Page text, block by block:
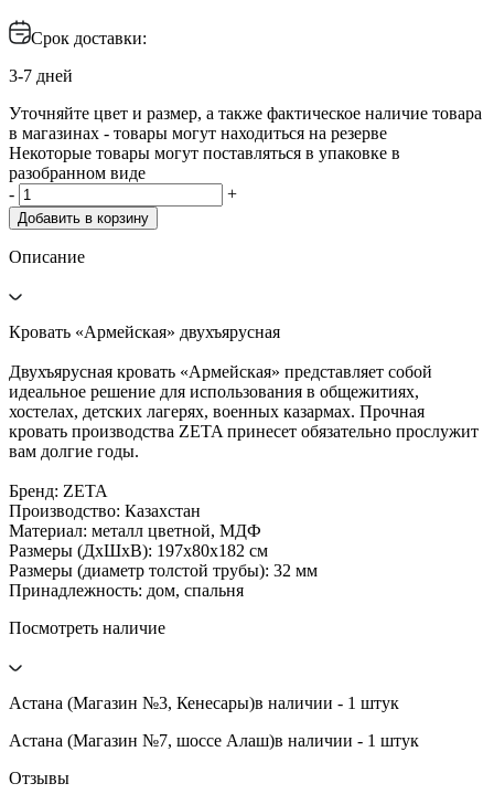
Срок доставки:
3-7 дней
Уточняйте цвет и размер, а также фактическое наличие товара
в магазинах - товары могут находиться на резерве
Некоторые товары могут поставляться в упаковке в
разобранном виде
-
+
Добавить в корзину
Описание
Кровать «Армейская» двухъярусная
Двухъярусная кровать «Армейская» представляет собой
идеальное решение для использования в общежитиях,
хостелах, детских лагерях, военных казармах. Прочная
кровать производства ZETA принесет обязательно прослужит
вам долгие годы.
Бренд: ZETA
Производство: Казахстан
Материал: металл цветной, МДФ
Размеры (ДхШхВ): 197х80х182 см
Размеры (диаметр толстой трубы): 32 мм
Принадлежность: дом, спальня
Посмотреть наличие
Астана (Магазин №3, Кенесары)в наличии - 1 штук
Астана (Магазин №7, шоссе Алаш)в наличии - 1 штук
Отзывы